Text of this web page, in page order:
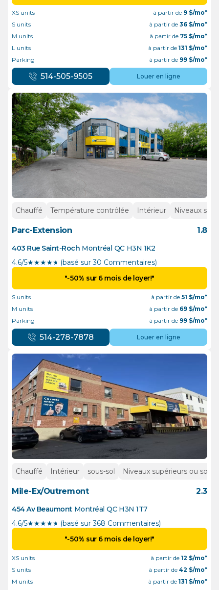
XS units à partir de 9 $/mo*
S units
à partir de 36 $/mo*
M units
à partir de 75 $/mo*
L units
à partir de 131 $/mo*
Parking
à partir de 99 $/mo*
514-505-9505 Louer en ligne
Chauffé Température contrôlée Intérieur Niveaux
Parc-Extension 1.8
403 Rue Saint-Roch Montréal QC H3N 1K2
4.6/5★★★★½ (basé sur 30 Commentaires)
"-50% sur 6 mois de loyer!"
S units à partir de 51 $/mo*
M units
à partir de 69 $/mo*
Parking
à partir de 99 $/mo*
514-278-7878 Louer en ligne
Chauffé Intérieur sous-sol Niveaux supérieurs ou
Mile-Ex/Outremont 2.3
454 Av Beaumont Montréal QC H3N 1T7
4.6/5★★★★½ (basé sur 368 Commentaires)
"-50% sur 6 mois de loyer!"
XS units à partir de 12 $/mo*
S units
à partir de 42 $/mo*
M units
à partir de 131 $/mo*